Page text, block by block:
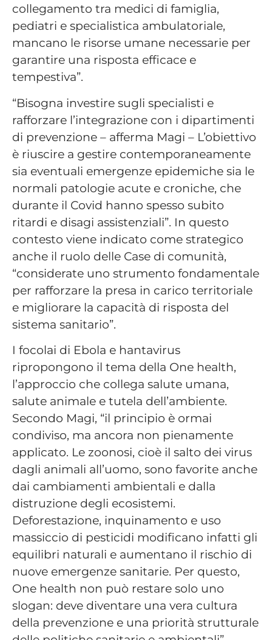
collegamento tra medici di famiglia,
pediatri e specialistica ambulatoriale,
mancano le risorse umane necessarie per
garantire una risposta efficace e
tempestiva”.
“Bisogna investire sugli specialisti e
rafforzare l’integrazione con i dipartimenti
di prevenzione – afferma Magi – L’obiettivo
è riuscire a gestire contemporaneamente
sia eventuali emergenze epidemiche sia le
normali patologie acute e croniche, che
durante il Covid hanno spesso subito
ritardi e disagi assistenziali”. In questo
contesto viene indicato come strategico
anche il ruolo delle Case di comunità,
“considerate uno strumento fondamentale
per rafforzare la presa in carico territoriale
e migliorare la capacità di risposta del
sistema sanitario”.
I focolai di Ebola e hantavirus
ripropongono il tema della One health,
l’approccio che collega salute umana,
salute animale e tutela dell’ambiente.
Secondo Magi, “il principio è ormai
condiviso, ma ancora non pienamente
applicato. Le zoonosi, cioè il salto dei virus
dagli animali all’uomo, sono favorite anche
dai cambiamenti ambientali e dalla
distruzione degli ecosistemi.
Deforestazione, inquinamento e uso
massiccio di pesticidi modificano infatti gli
equilibri naturali e aumentano il rischio di
nuove emergenze sanitarie. Per questo,
One health non può restare solo uno
slogan: deve diventare una vera cultura
della prevenzione e una priorità strutturale